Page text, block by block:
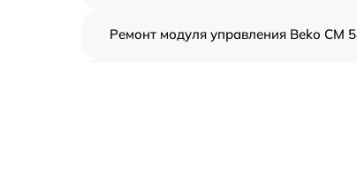
Ремонт модуля управления Beko CM